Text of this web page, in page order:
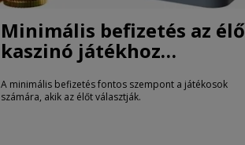
Minimális befizetés az élő
kaszinó játékhoz
Magyarországon
A minimális befizetés fontos szempont a játékosok
számára, akik az élőt választják.